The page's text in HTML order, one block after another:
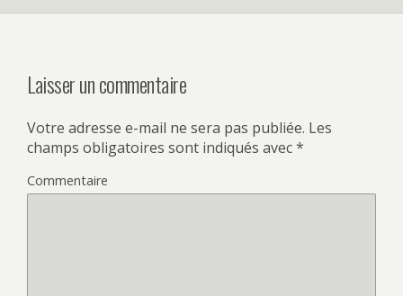
Laisser un commentaire
Votre adresse e-mail ne sera pas publiée. Les
champs obligatoires sont indiqués avec*
Commentaire